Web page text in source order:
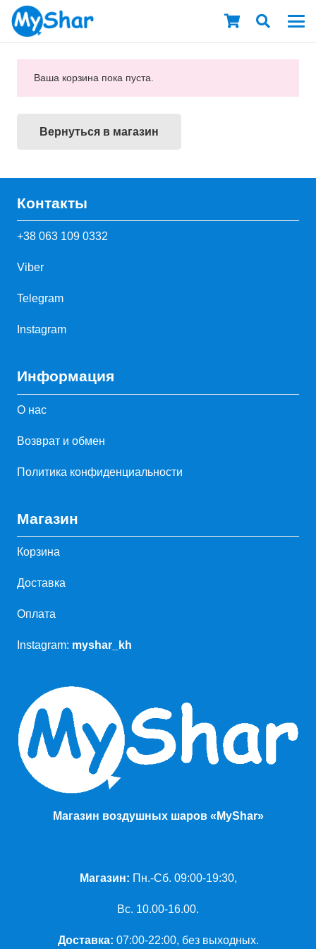
Ваша корзина пока пуста.
Вернуться в магазин
Контакты
+38 063 109 0332
Viber
Telegram
Instagram
Информация
О нас
Возврат и обмен
Политика конфиденциальности
Магазин
Корзина
Доставка
Оплата
Instagram: myshar_kh
Магазин воздушных шаров «MyShar»
Магазин: Пн.-Сб. 09:00-19:30,
Вс. 10.00-16.00.
Доставка: 07:00-22:00, без выходных.